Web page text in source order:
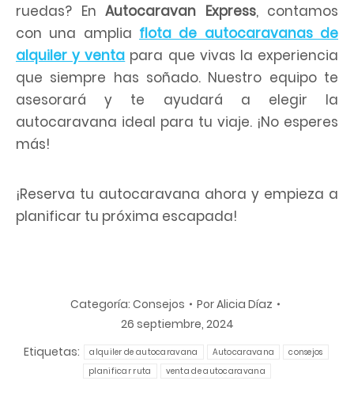
ruedas? En Autocaravan Express, contamos
con una amplia flota de autocaravanas de
alquiler y venta para que vivas la experiencia
que siempre has soñado. Nuestro equipo te
asesorará y te ayudará a elegir la
autocaravana ideal para tu viaje. ¡No esperes
más!
¡Reserva tu autocaravana ahora y empieza a
planificar tu próxima escapada!
Categoría: Consejos PorAlicia Díaz
26 septiembre, 2024
Etiquetas:
alquiler de autocaravana Autocaravana
consejos
planificar ruta
venta de autocaravana